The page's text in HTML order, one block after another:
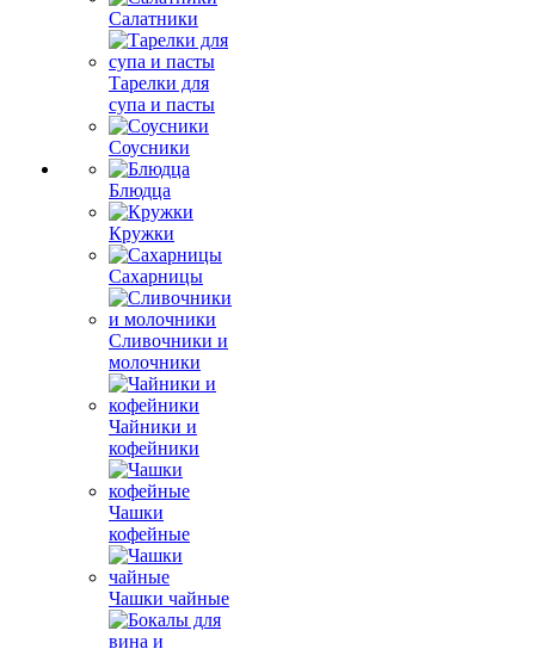
Салатники
Тарелки для
супа и пасты
Соусники
Блюдца
Кружки
Сахарницы
Сливочники и
молочники
Чайники и
кофейники
Чашки
кофейные
Чашки чайные